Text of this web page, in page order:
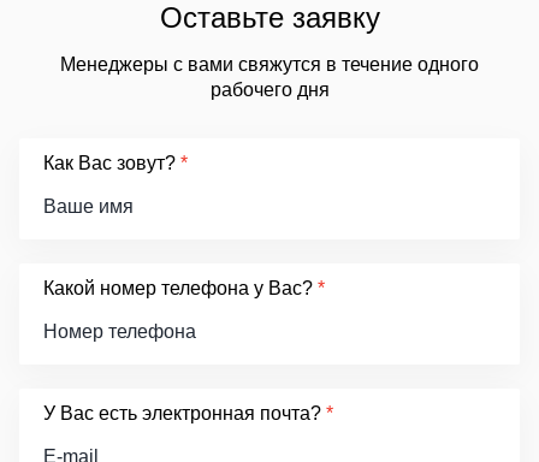
Оставьте заявку
Менеджеры с вами свяжутся в течение одного
рабочего дня
Как Вас зовут? *
Какой номер телефона у Вас? *
У Вас есть электронная почта? *